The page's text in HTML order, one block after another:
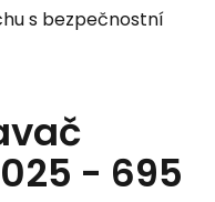
s bezpečnostní
- 695